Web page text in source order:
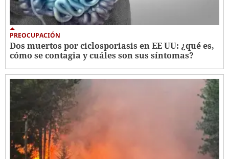
PREOCUPACIÓN
Dos muertos por ciclosporiasis en EE UU: ¿qué es,
cómo se contagia y cuáles son sus síntomas?